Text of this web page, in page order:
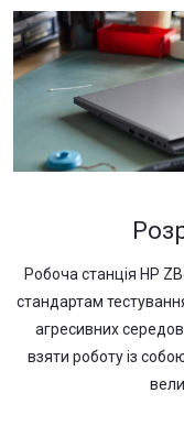
Робоча станція HP
стандартам
агресивних
взяти роботу із